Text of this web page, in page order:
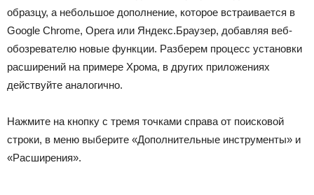
образцу, а небольшое дополнение, которое встраивается в
Google Chrome, Opera или Яндекс.Браузер, добавляя веб-
обозревателю новые функции. Разберем процесс установки
расширений на примере Хрома, в других приложениях
действуйте аналогично.
Нажмите на кнопку с тремя точками справа от поисковой
строки, в меню выберите «Дополнительные инструменты» и
«Расширения».